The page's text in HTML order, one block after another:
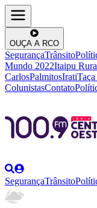
OUÇA A RCO
SegurançaTrânsito
Mundo 2022Itaipu
CarlosPalmitosIrati
ColunistasContato
SegurançaTrânsito